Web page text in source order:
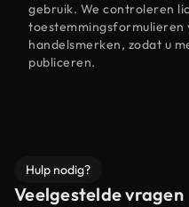
gebruik. We controleren
toestemmingsformulieren
handelsmerken, zodat u
publiceren.
Hulp nodig?
Veelgestelde vragen